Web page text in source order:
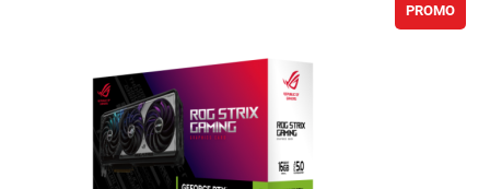
PROMO